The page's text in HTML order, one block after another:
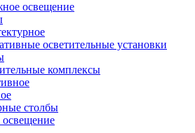
освещение
осветительные установки
комплексы
столбы